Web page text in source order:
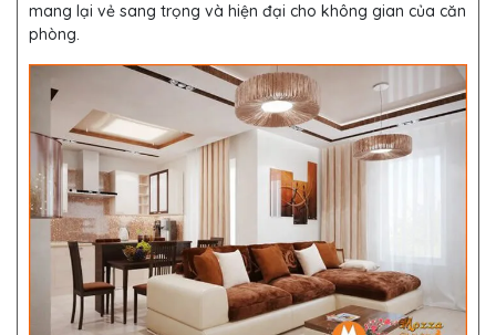
mang lại vẻ sang trọng và hiện đại cho không gian của căn
phòng.